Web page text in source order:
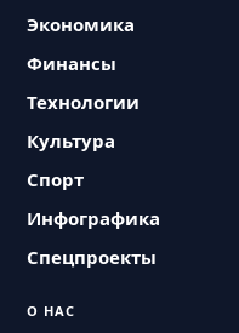
Экономика
Финансы
Технологии
Культура
Спорт
Инфографика
Спецпроекты
О НАС